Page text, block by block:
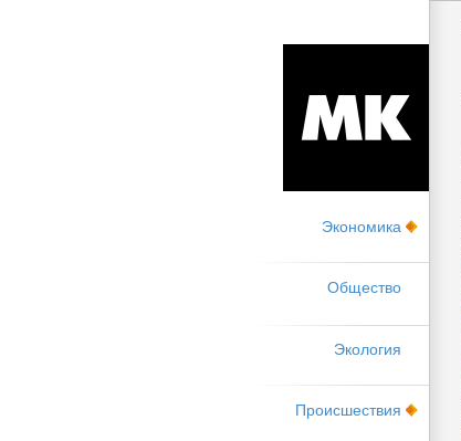
Экономика
Общество
Экология
Происшествия